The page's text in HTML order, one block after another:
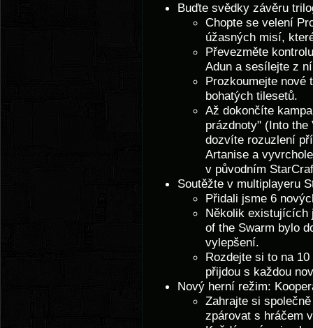
Buďte svědky závěru
Chopte se velení
úžasných misí,
Převezměte
Adun a sesílejte z
Prozkoumejte nové
bohatých tilesetů.
Až dokončíte
prázdnoty" (Into
dozvíte rozuzlení
Artanise a
v původním
Soutěžte v multiplayeru
Přidali jsme 6
Několik existujících
of the Swarm bylo
vylepšení.
Rozdejte si to na
přijdou s každou
Nový herní režim:
Zahrajte si
zpárovat s hráčem